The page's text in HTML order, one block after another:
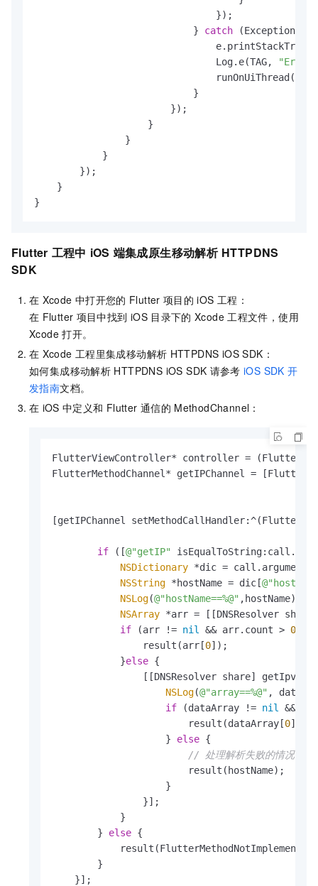
                                });
                            }
catch (Exception e)
                                Log.e(TAG,
"Error
runOnUiThread(()
                            }
                        });
                    }
                }
            }
        });
    }
}
Flutter 工程中 iOS 端集成原生移动解析 HTTPDNS
SDK
在 Xcode 中打开您的 Flutter 项目的 iOS 工程：
在 Flutter 项目中找到 iOS 目录下的 Xcode 工程文件，使用
Xcode 打开。
在 Xcode 工程里集成移动解析 HTTPDNS iOS SDK：
如何集成移动解析 HTTPDNS iOS SDK 请参考 iOS SDK 开
发指南文档。
在 iOS 中定义和 Flutter 通信的 MethodChannel：
FlutterViewController* controller =
FlutterMethodChannel* getIPChannel =
[getIPChannel
if ([@"getIP"
NSDictionary *dic = call.arguments;
NSString *hostName = dic[@"host"
NSLog(@"hostName==%@" ,hostName);
NSArray *arr = [[DNSResolver share]
if (arr != nil && arr.count > 0
                result(arr[
0]);
            }
else {
[[DNSResolver share]
NSLog(@"array==%@" ,
if (dataArray != nil
&&
                        result(dataArray[
0]);
                    }
else {
// 处理解析失败的情况，返
                        result(hostName);
                    }
                }];
            }
        }
else {
        }
    }];